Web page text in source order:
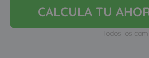
CALCULA TU
Todos los